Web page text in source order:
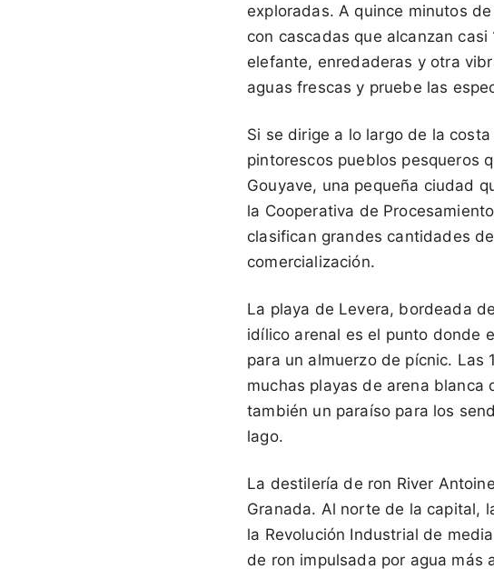
exploradas. A quince minutos
con cascadas que alcanzan
elefante, enredaderas y otra
aguas frescas y pruebe las
Si se dirige a lo largo de la
pintorescos pueblos pesqueros
Gouyave, una pequeña ciudad
la Cooperativa de
clasifican grandes cantidades
comercialización.
La playa de Levera, bordeada
idílico arenal es el punto donde
para un almuerzo de pícnic. Las
muchas playas de arena blanca
también un paraíso para los
lago.
La destilería de ron River
Granada. Al norte de la capital,
la Revolución Industrial de
de ron impulsada por agua más